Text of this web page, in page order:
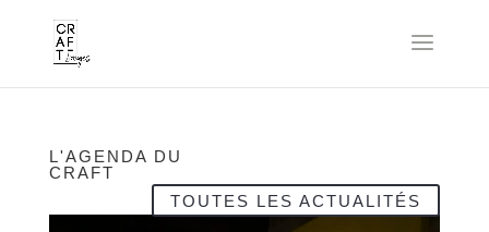
L'AGENDA DU
CRAFT
TOUTES LES ACTUALITÉS